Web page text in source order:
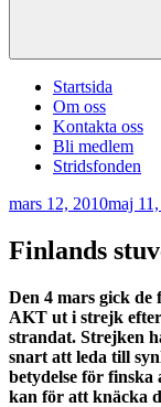
Startsida
Om oss
Kontakta oss
Bli medlem
Stridsfonden
Publicerat
mars 12, 2010maj
Finlands
Den 4 mars gick
AKT ut i strejk
strandat. Strejken
snart att leda till
betydelse för finska
kan för att knäcka